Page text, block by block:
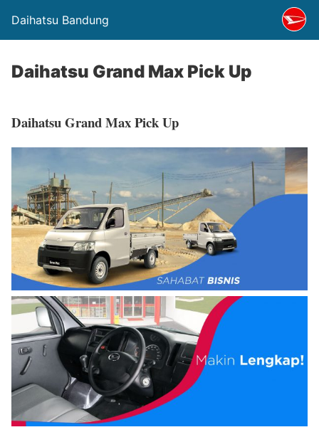
Daihatsu Bandung
Daihatsu Grand Max Pick Up
Daihatsu Grand Max Pick Up